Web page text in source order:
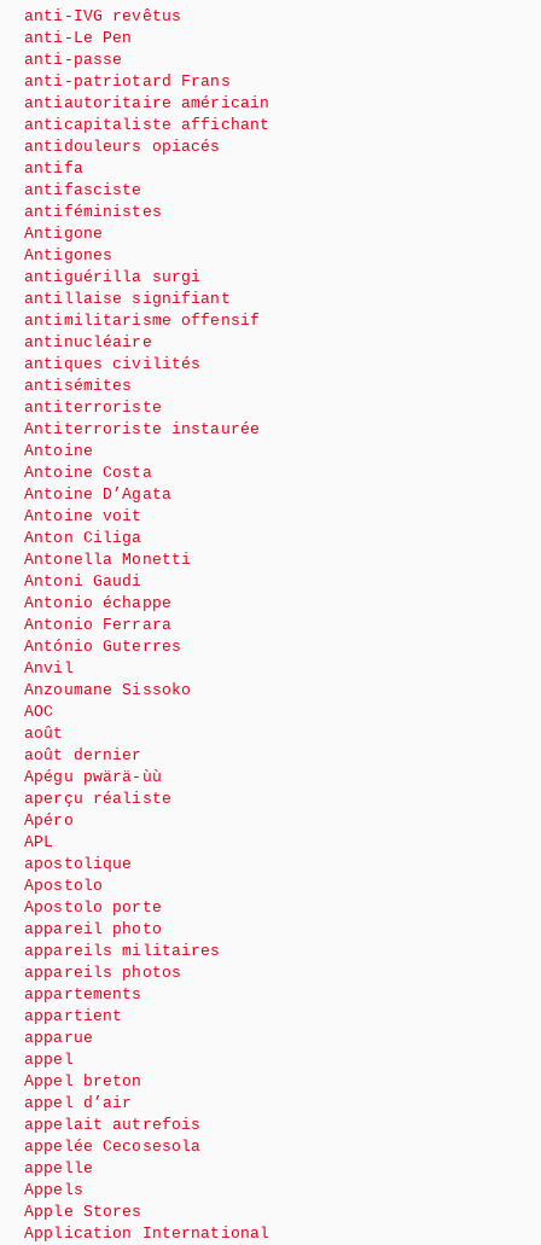
anti-IVG revêtus
anti-Le Pen
anti-passe
anti-patriotard Frans
antiautoritaire américain
anticapitaliste affichant
antidouleurs opiacés
antifa
antifasciste
antiféministes
Antigone
Antigones
antiguérilla surgi
antillaise signifiant
antimilitarisme offensif
antinucléaire
antiques civilités
antisémites
antiterroriste
Antiterroriste instaurée
Antoine
Antoine Costa
Antoine D’Agata
Antoine voit
Anton Ciliga
Antonella Monetti
Antoni Gaudi
Antonio échappe
Antonio Ferrara
António Guterres
Anvil
Anzoumane Sissoko
AOC
août
août dernier
Apégu pwärä-ùù
aperçu réaliste
Apéro
APL
apostolique
Apostolo
Apostolo porte
appareil photo
appareils militaires
appareils photos
appartements
appartient
apparue
appel
Appel breton
appel d’air
appelait autrefois
appelée Cecosesola
appelle
Appels
Apple Stores
Application International